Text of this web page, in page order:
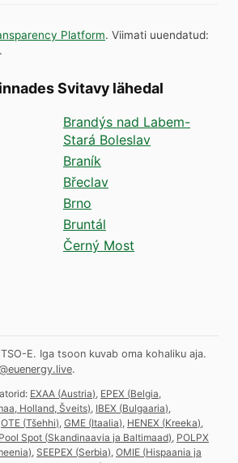
Platform. Viimati uuendatud:
Svitavy lähedal
Brandýs nad Labem-
Stará Boleslav
Braník
Břeclav
Brno
Bruntál
Černý Most
E. Iga tsoon kuvab oma kohaliku aja.
.
EXAA (Austria) EPEX (Belgia,
Holland, Šveits) IBEX (Bulgaaria)
OTE (Tšehhi) GME (Itaalia) HENEX (Kreeka)
Spot (Skandinaavia ja Baltimaad) POLPX
) SEEPEX (Serbia) OMIE (Hispaania ja